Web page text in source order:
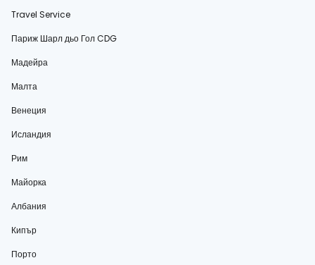
Travel Service
Париж Шарл дьо Гол CDG
Мадейра
Малта
Венеция
Исландия
Рим
Майорка
Албания
Кипър
Порто